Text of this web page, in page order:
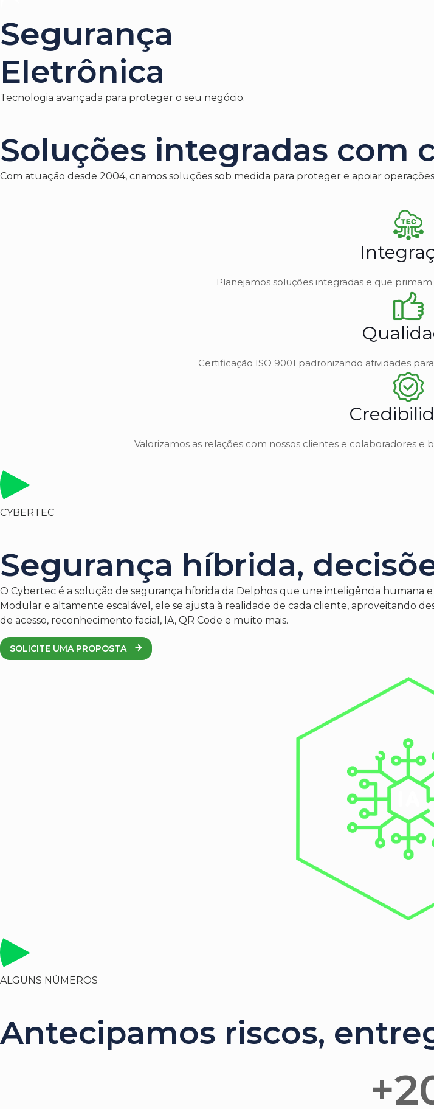
Segurança
Eletrônica
Tecnologia avançada para proteger o seu negócio.
Soluções integradas com
Com atuação desde 2004, criamos soluções sob medida para proteger e apoiar
Planejamos soluções integradas e que
Certificação ISO 9001 padronizando atividades
Valorizamos as relações com nossos clientes e colaboradores
CYBERTEC
Segurança híbrida,
O Cybertec é a solução de segurança híbrida da Delphos que une inteligência
Modular e altamente escalável, ele se ajusta à realidade de cada cliente, aproveitando
de acesso, reconhecimento facial, IA, QR Code e muito mais.
SOLICITE UMA PROPOSTA
ALGUNS NÚMEROS
Antecipamos riscos,
+